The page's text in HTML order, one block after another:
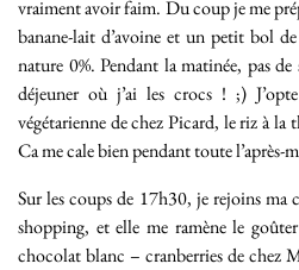
vraiment avoir faim. Du coup je me
banane-lait d’avoine et un petit bol
nature 0%. Pendant la matinée, pas de
déjeuner où j’ai les crocs ! ;)
végétarienne de chez Picard, le riz à la
Ca me cale bien pendant toute l’après-
Sur les coups de 17h30, je rejoins ma
shopping, et elle me ramène le
chocolat blanc – cranberries de chez